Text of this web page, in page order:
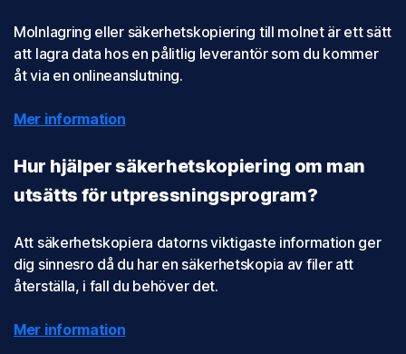
Molnlagring eller säkerhetskopiering till molnet är ett sätt
att lagra data hos en pålitlig leverantör som du kommer
åt via en onlineanslutning.
Mer information
Hur hjälper säkerhetskopiering om man
utsätts för utpressningsprogram?
Att säkerhetskopiera datorns viktigaste information ger
dig sinnesro då du har en säkerhetskopia av filer att
återställa, i fall du behöver det.
Mer information